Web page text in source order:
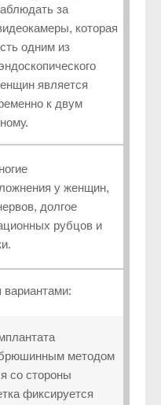
за
которая
одним из
является
к двум
у женщин,
долгое
рубцов и
методом
со стороны
фиксируется